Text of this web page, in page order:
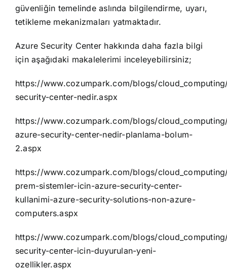
güvenliğin temelinde aslında bilgilendirme, uyarı,
tetikleme mekanizmaları yatmaktadır.
Azure Security Center hakkında daha fazla bilgi
için aşağıdaki makalelerimi inceleyebilirsiniz;
https://www.cozumpark.com/blogs/
security-center-nedir.aspx
https://www.cozumpark.com/blogs/
azure-security-center-nedir-planlama-bolum-
2.aspx
https://www.cozumpark.com/blogs/
prem-sistemler-icin-azure-security-center-
kullanimi-azure-security-solutions-non-azure-
computers.aspx
https://www.cozumpark.com/blogs/
security-center-icin-duyurulan-yeni-
ozellikler.aspx